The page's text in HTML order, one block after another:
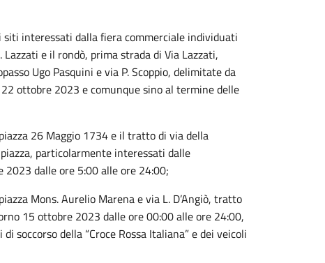
interessati dalla fiera commerciale individuati
e il rondò, prima strada di Via Lazzati,
Ugo Pasquini e via P. Scoppio, delimitate da
ottobre 2023 e comunque sino al termine delle
26 Maggio 1734 e il tratto di via della
particolarmente interessati dalle
dalle ore 5:00 alle ore 24:00;
Mons. Aurelio Marena e via L. D’Angiò, tratto
15 ottobre 2023 dalle ore 00:00 alle ore 24:00,
soccorso della “Croce Rossa Italiana” e dei veicoli